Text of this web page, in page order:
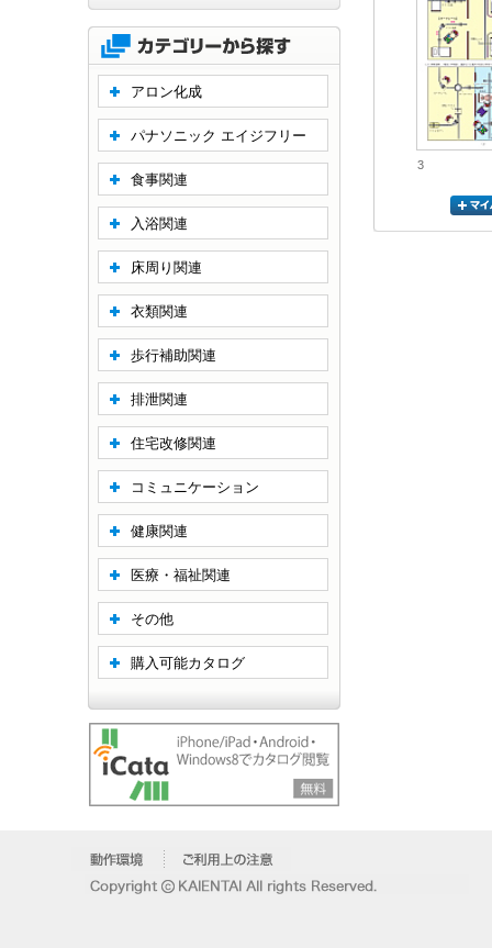
3
アロン化成
パナソニック エイジフリー
食事関連
入浴関連
床周り関連
衣類関連
歩行補助関連
排泄関連
住宅改修関連
コミュニケーション
健康関連
医療・福祉関連
その他
購入可能カタログ